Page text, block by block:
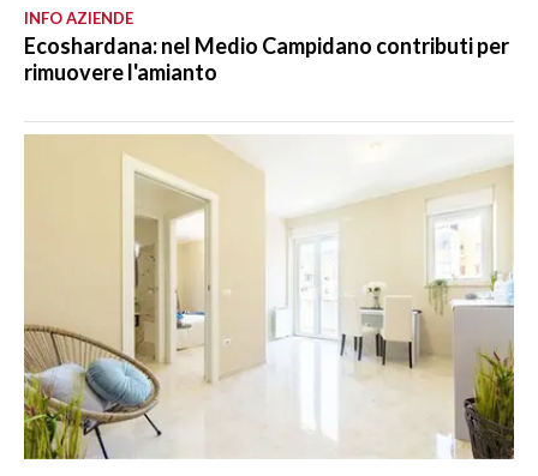
INFO AZIENDE
Ecoshardana: nel Medio Campidano contributi per
rimuovere l'amianto